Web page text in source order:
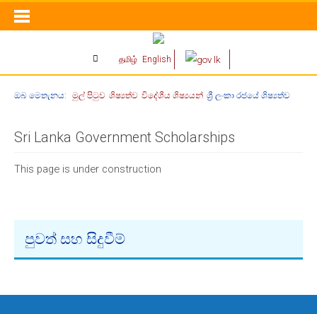
தமிழ் English
ඔබ මෙතැනය: මුල් පිටුව ශිෂ්‍යත්ව විදේශීය ශිෂ්‍යයන් ශ්‍රී ලංකා රජයේ ශිෂ්‍යත්ව
Sri Lanka Government Scholarships
This page is under construction
පුවත් සහ සිදුවීම්